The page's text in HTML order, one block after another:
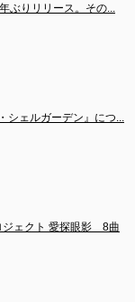
ぶりリリース。その...
シェルガーデン』につ...
ジェクト 愛探眼影　8曲